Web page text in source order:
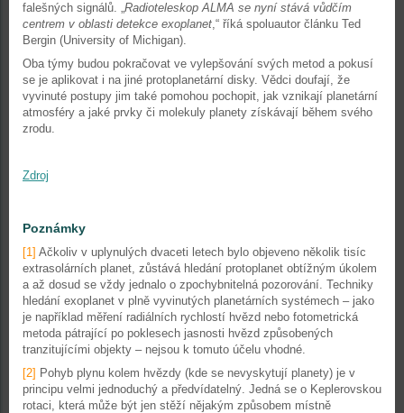
falešných signálů. „Radioteleskop ALMA se nyní stává vůdčím
centrem v oblasti detekce exoplanet,“ říká spoluautor článku Ted
Bergin (University of Michigan).
Oba týmy budou pokračovat ve vylepšování svých metod a pokusí
se je aplikovat i na jiné protoplanetární disky. Vědci doufají, že
vyvinuté postupy jim také pomohou pochopit, jak vznikají planetární
atmosféry a jaké prvky či molekuly planety získávají během svého
zrodu.
Zdroj
Poznámky
[1] Ačkoliv v uplynulých dvaceti letech bylo objeveno několik tisíc
extrasolárních planet, zůstává hledání protoplanet obtížným úkolem
a až dosud se vždy jednalo o zpochybnitelná pozorování. Techniky
hledání exoplanet v plně vyvinutých planetárních systémech – jako
je například měření radiálních rychlostí hvězd nebo fotometrická
metoda pátrající po poklesech jasnosti hvězd způsobených
tranzitujícími objekty – nejsou k tomuto účelu vhodné.
[2] Pohyb plynu kolem hvězdy (kde se nevyskytují planety) je v
principu velmi jednoduchý a předvídatelný. Jedná se o Keplerovskou
rotaci, která může být jen stěží nějakým způsobem místně